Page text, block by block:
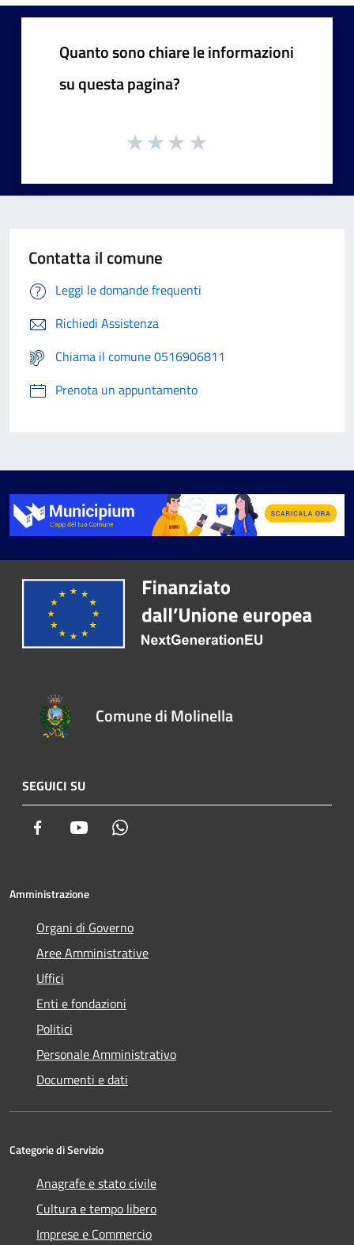
Quanto sono chiare le informazioni
su questa pagina?
Contatta il comune
Leggi le domande frequenti
Richiedi Assistenza
Chiama il comune 0516906811
Prenota un appuntamento
Comune di Molinella
SEGUICI SU
Facebook Youtube
Amministrazione
Organi di Governo
Aree Amministrative
Uffici
Enti e fondazioni
Politici
Personale Amministrativo
Documenti e dati
Categorie di Servizio
Anagrafe e stato civile
Cultura e tempo libero
Imprese e Commercio